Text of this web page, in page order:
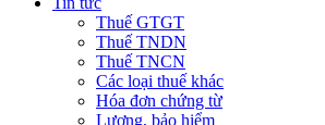
Thuế GTGT
Thuế TNDN
Thuế TNCN
Các loại thuế khác
Hóa đơn chứng từ
Lương, bảo hiểm